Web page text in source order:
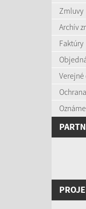
Zmluvy
Archív
Faktúry